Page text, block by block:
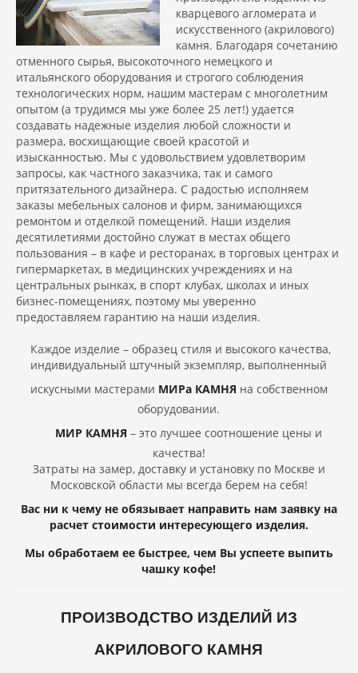
кварцевого агломерата и
искусственного (акрилового)
камня. Благодаря сочетанию
отменного сырья, высокоточного немецкого и
итальянского оборудования и строгого соблюдения
технологических норм, нашим мастерам с многолетним
опытом (а трудимся мы уже более 25 лет!) удается
создавать надежные изделия любой сложности и
размера, восхищающие своей красотой и
изысканностью. Мы с удовольствием удовлетворим
запросы, как частного заказчика, так и самого
притязательного дизайнера. С радостью исполняем
заказы мебельных салонов и фирм, занимающихся
ремонтом и отделкой помещений. Наши изделия
десятилетиями достойно служат в местах общего
пользования – в кафе и ресторанах, в торговых центрах и
гипермаркетах, в медицинских учреждениях и на
центральных рынках, в спорт клубах, школах и иных
бизнес-помещениях, поэтому мы уверенно
предоставляем гарантию на наши изделия.
Каждое изделие – образец стиля и высокого качества,
индивидуальный штучный экземпляр, выполненный
искусными мастерами МИРа КАМНЯ на собственном
оборудовании.
МИР КАМНЯ – это лучшее соотношение цены и
качества!
Затраты на замер, доставку и установку по Москве и
Московской области мы всегда берем на себя!
Вас ни к чему не обязывает направить нам заявку на
расчет стоимости интересующего изделия.
Мы обработаем ее быстрее, чем Вы успеете выпить
чашку кофе!
ПРОИЗВОДСТВО ИЗДЕЛИЙ ИЗ
АКРИЛОВОГО КАМНЯ